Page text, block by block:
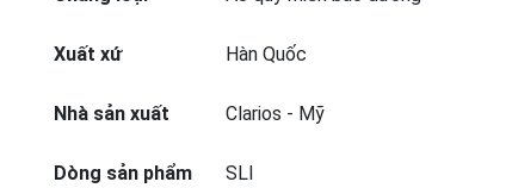
Xuất xứ Hàn Quốc
Nhà sản xuất Clarios - Mỹ
Dòng sản phẩm SLI